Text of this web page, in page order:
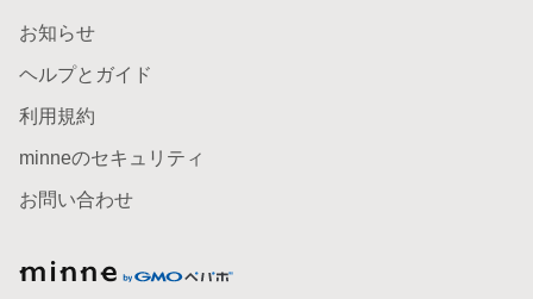
お知らせ
ヘルプとガイド
利用規約
minneのセキュリティ
お問い合わせ